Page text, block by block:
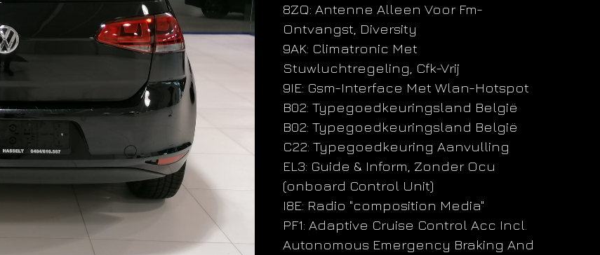
8ZQ: Antenne Alleen Voor Fm-
Ontvangst, Diversity
9AK: Climatronic Met
Stuwluchtregeling, Cfk-Vrij
9IE: Gsm-Interface Met Wlan-Hotspot
B02: Typegoedkeuringsland België
B02: Typegoedkeuringsland België
C22: Typegoedkeuring Aanvulling
EL3: Guide & Inform, Zonder Ocu
(onboard Control Unit)
I8E: Radio "composition Media"
PF1: Adaptive Cruise Control Acc Incl.
Autonomous Emergency Braking And